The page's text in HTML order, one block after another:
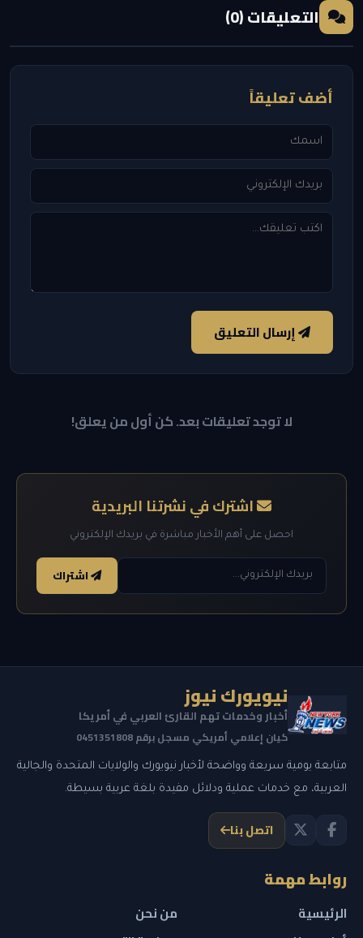
التعليقات (0)
أضف تعليقاً
إرسال التعليق
لا توجد تعليقات بعد. كن أول من يعلق!
اشترك في نشرتنا البريدية
احصل على أهم الأخبار مباشرة في بريدك الإلكتروني
اشتراك
نيويورك نيوز
أخبار وخدمات تهم القارئ العربي في أمريكا
كيان إعلامي أمريكي مسجل برقم 0451351808
متابعة يومية سريعة وواضحة لأخبار نيويورك والولايات المتحدة والجالية
العربية، مع خدمات عملية ودلائل مفيدة بلغة عربية بسيطة.
اتصل بنا
روابط مهمة
الرئيسية
من نحن